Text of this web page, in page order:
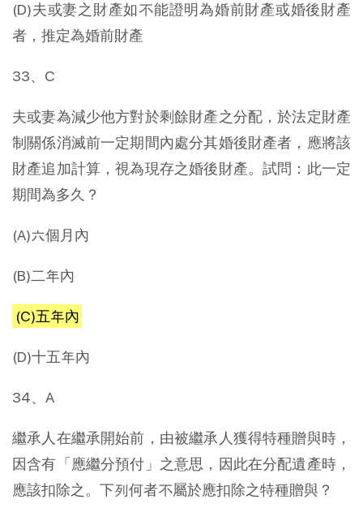
(D)夫或妻之財產如不能證明為婚前財產或婚後財產
者，推定為婚前財產
33、C
夫或妻為減少他方對於剩餘財產之分配，於法定財產
制關係消滅前一定期間內處分其婚後財產者，應將該
財產追加計算，視為現存之婚後財產。試問：此一定
期間為多久？
(A)六個月內
(B)二年內
(C)五年內
(D)十五年內
34、A
繼承人在繼承開始前，由被繼承人獲得特種贈與時，
因含有「應繼分預付」之意思，因此在分配遺產時，
應該扣除之。下列何者不屬於應扣除之特種贈與？